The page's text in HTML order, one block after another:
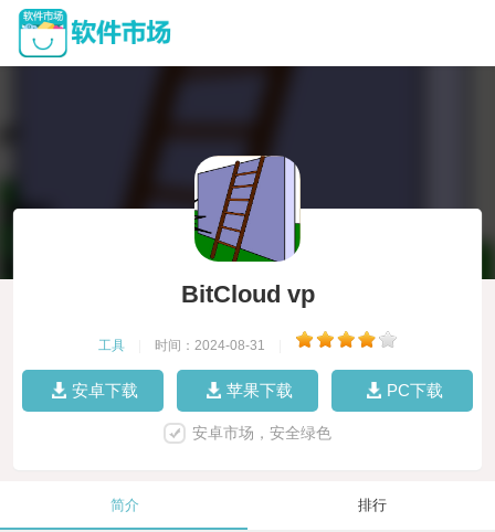
BitCloud vp
工具 时间：2024-08-31
安卓下载 苹果下载 PC下载
安卓市场，安全绿色
简介 排行